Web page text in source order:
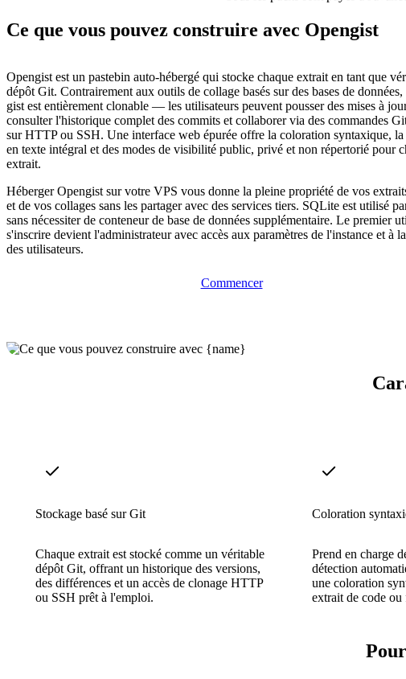
Ce que vous pouvez construire avec Opengist
Opengist est un pastebin auto-hébergé qui stocke chaque extrait en tant que
dépôt Git. Contrairement aux outils de collage basés sur des bases de données,
gist est entièrement clonable — les utilisateurs peuvent pousser des mises à
consulter l'historique complet des commits et collaborer via des commandes
sur HTTP ou SSH. Une interface web épurée offre la coloration syntaxique, la
en texte intégral et des modes de visibilité public, privé et non répertorié pour
extrait.
Héberger Opengist sur votre VPS vous donne la pleine propriété de vos
et de vos collages sans les partager avec des services tiers. SQLite est utilisé
sans nécessiter de conteneur de base de données supplémentaire. Le premier
s'inscrire devient l'administrateur avec accès aux paramètres de l'instance et à
des utilisateurs.
Commencer
Stockage basé sur Git
Chaque extrait est stocké comme un véritable
dépôt Git, offrant un historique des versions,
des différences et un accès de clonage HTTP
ou SSH prêt à l'emploi.
Coloration
Prend en charge
détection
une coloration
extrait de code